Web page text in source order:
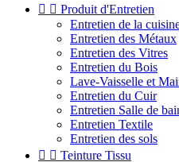
  Produit d'Entretien
Entretien de la
Entretien des Métaux
Entretien des Vitres
Entretien du Bois
Lave-Vaisselle et
Entretien du Cuir
Entretien Salle de
Entretien Textile
Entretien des sols
  Teinture Tissu